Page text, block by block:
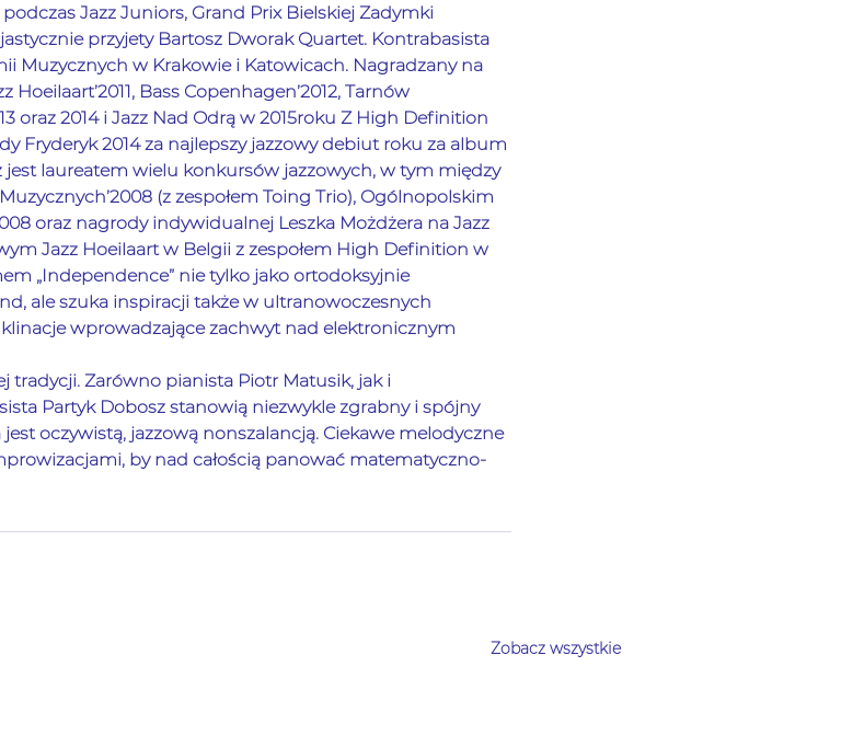
podczas Jazz Juniors, Grand Prix Bielskiej Zadymki
przyjety Bartosz Dworak Quartet. Kontrabasista
Muzycznych w Krakowie i Katowicach. Nagradzany na
Bass Copenhagen’2012, Tarnów
oraz 2014 i Jazz Nad Odrą w 2015roku Z High Definition
Fryderyk 2014 za najlepszy jazzowy debiut roku za album
jest laureatem wielu konkursów jazzowych, w tym między
(z zespołem Toing Trio), Ogólnopolskim
oraz nagrody indywidualnej Leszka Możdżera na Jazz
Jazz Hoeilaart w Belgii z zespołem High Definition w
„Independence” nie tylko jako ortodoksyjnie
ale szuka inspiracji także w ultranowoczesnych
wprowadzające zachwyt nad elektronicznym
tradycji. Zarówno pianista Piotr Matusik, jak i
Partyk Dobosz stanowią niezwykle zgrabny i spójny
oczywistą, jazzową nonszalancją. Ciekawe melodyczne
by nad całością panować matematyczno-
Zobacz wszystkie